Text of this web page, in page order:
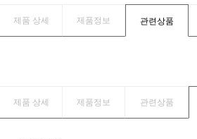
제품 상세 제품정보 관련상품
제품 상세 제품정보 관련상품